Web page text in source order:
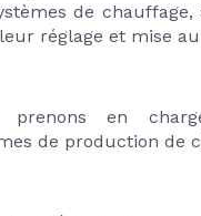
de chauffage,
réglage et mise
prenons en
de production de